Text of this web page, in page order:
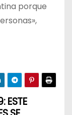
porque
ESTE